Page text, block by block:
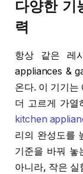
다양한 기
력
항상 같은 레
appliances &
온다. 이 기기는
더 고르게 가열
kitchen
리의 완성도를
기준을 바꿔 놓
아니라, 작은 실